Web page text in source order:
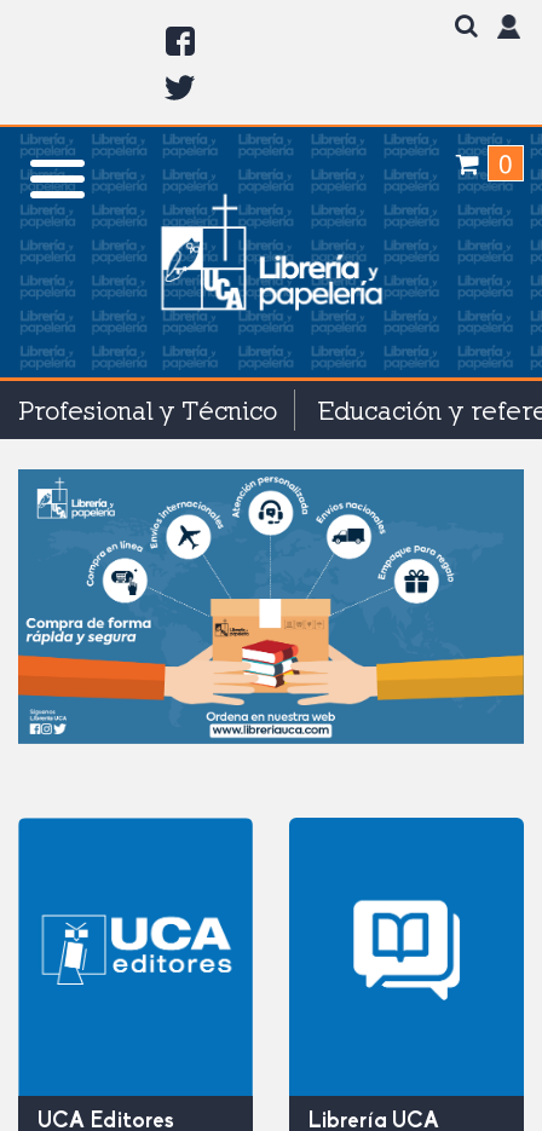
0
Profesional y Técnico Educación y
UCA Editores Librería UCA